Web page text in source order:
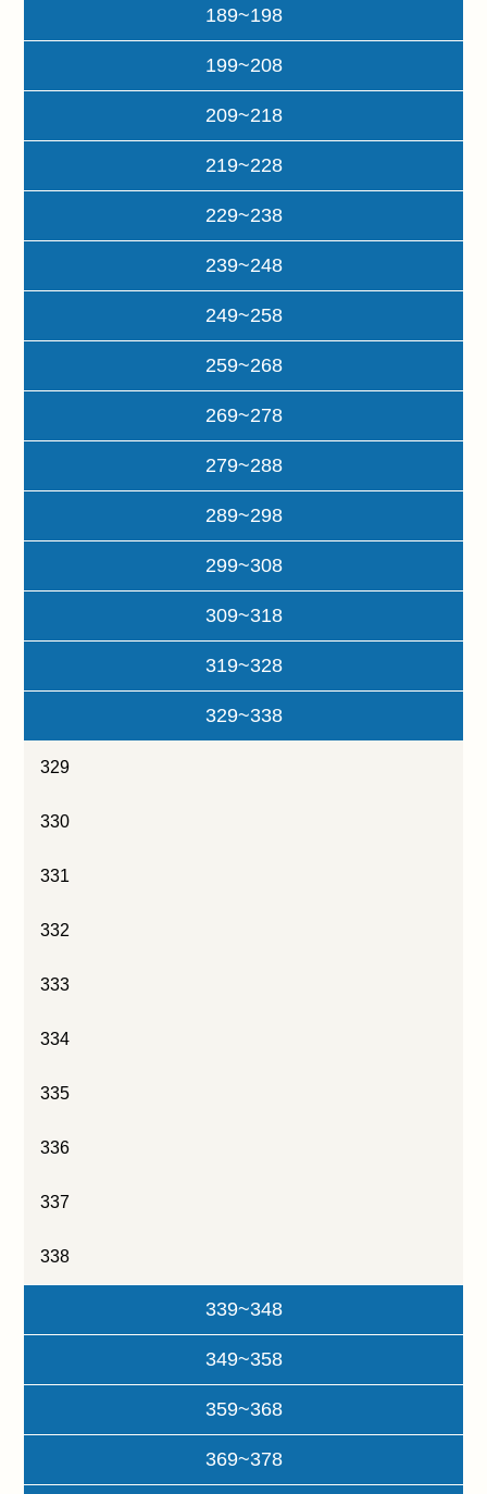
189~198
199~208
209~218
219~228
229~238
239~248
249~258
259~268
269~278
279~288
289~298
299~308
309~318
319~328
329~338
329
330
331
332
333
334
335
336
337
338
339~348
349~358
359~368
369~378